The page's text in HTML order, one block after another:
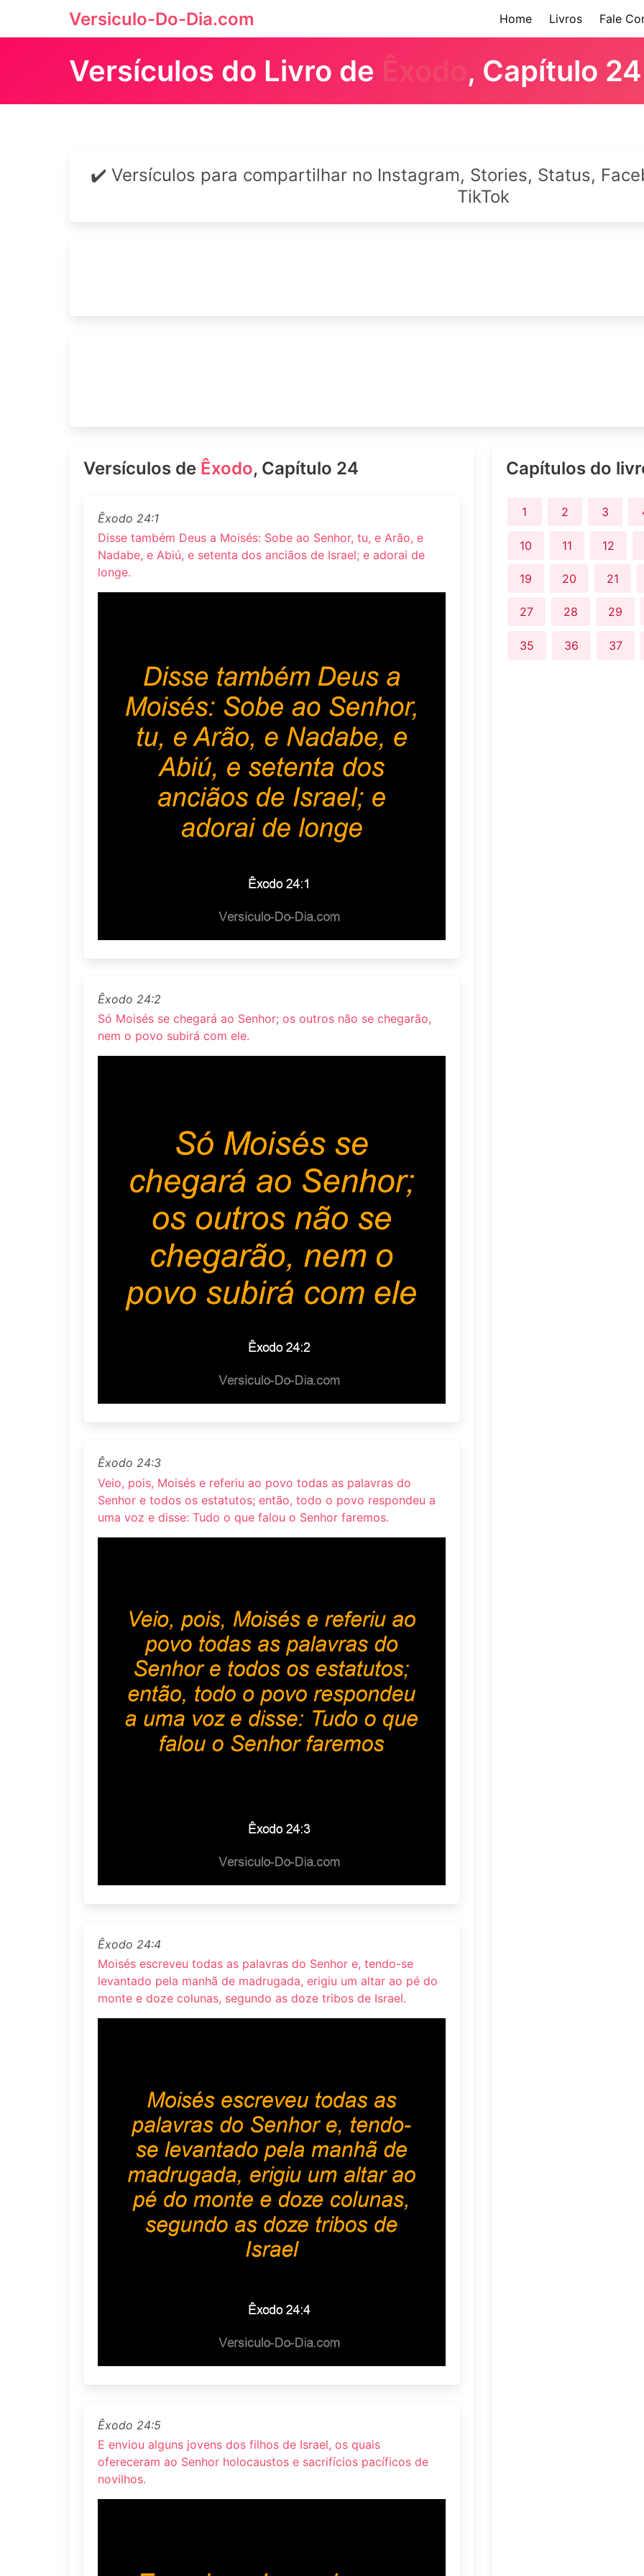
Versiculo-Do-Dia.com Home Livros Fale
Versículos do Livro de Êxodo , Capítulo 24
✔️ Versículos para compartilhar no Instagram, Stories, Status,
TikTok
Versículos de Êxodo, Capítulo 24
Êxodo 24:1
Disse também Deus a Moisés: Sobe ao Senhor, tu, e Arão, e
Nadabe, e Abiú, e setenta dos anciãos de Israel; e adorai de
longe.
Êxodo 24:2
Só Moisés se chegará ao Senhor; os outros não se chegarão,
nem o povo subirá com ele.
Êxodo 24:3
Veio, pois, Moisés e referiu ao povo todas as palavras do
Senhor e todos os estatutos; então, todo o povo respondeu a
uma voz e disse: Tudo o que falou o Senhor faremos.
Êxodo 24:4
Moisés escreveu todas as palavras do Senhor e, tendo-se
levantado pela manhã de madrugada, erigiu um altar ao pé do
monte e doze colunas, segundo as doze tribos de Israel.
Êxodo 24:5
E enviou alguns jovens dos filhos de Israel, os quais
ofereceram ao Senhor holocaustos e sacrifícios pacíficos de
novilhos.
Capítulos do
1 2 3
10 11 12
19 20 21
27 28 29
35 36 37